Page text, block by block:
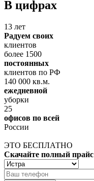
В цифрах
13 лет
Радуем своих
клиентов
более 1500
постоянных
клиентов по РФ
140 000 кв.м.
ежедневной
уборки
25
офисов по всей
России
ЭТО БЕСПЛАТНО
Скачайте полный прайс